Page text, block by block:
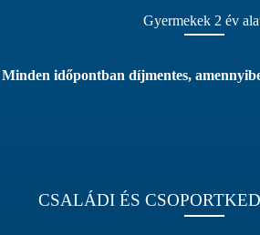
Gyermekek 2 év
Minden időpontban díjmentes,
CSALÁDI ÉS